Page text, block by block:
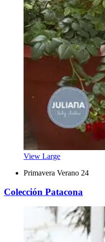
View Large
Primavera Verano 24
Colección Patacona